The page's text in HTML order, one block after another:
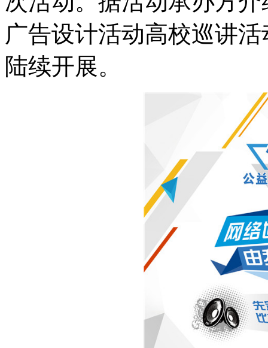
广告设计活动高校巡讲
陆续开展。